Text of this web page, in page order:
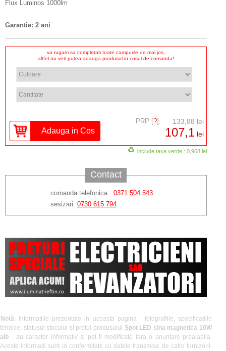
Flux Luminos 1000lm
Garantie: 2 ani
va rugam sa completati toate campurile de mai jos,
altfel nu veti putea adauga produsul in cosul de comanda!
PRP [?]: 133,88 lei
107,1 lei
include taxa verde : 0,968 lei
Contact
comanda telefonica : 0371.504.543
sesizari: 0730 615 794
Notă: Informatiile prezentate in aceasta pagina - fotografiile, specificatiile
tehnice, statusul stocului si pretul produsului Spot LED sina magnetica 10W
alb - au caracter informativ si pot fi modificate fara o anuntare prealabila.
Aceste informatii sunt in conformitate cu datele transmise de catre furnizorii,